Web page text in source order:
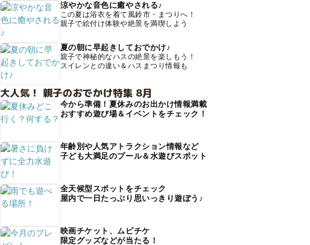
涼やかな音色に癒やされる♪
この夏は浴衣を着て風鈴市・まつりへ！
親子で絵付け体験や絶景を満喫しよう
夏の朝に早起きしておでかけ♪
親子で神秘的なハスの絶景を楽しもう！
スイレンとの違い＆ハスまつり情報も
大人気！ 親子のおでかけ特集 8月
今から準備！夏休みのお出かけ情報満載
おすすめ遊び場＆イベントをチェック！
年齢別や人気アトラクション情報など
子ども大満足のプール＆水遊びスポット
全天候型スポットをチェック
屋内で一日たっぷり思いっきり遊ぼう♪
映画チケット、ムビチケ
限定グッズなどが当たる！